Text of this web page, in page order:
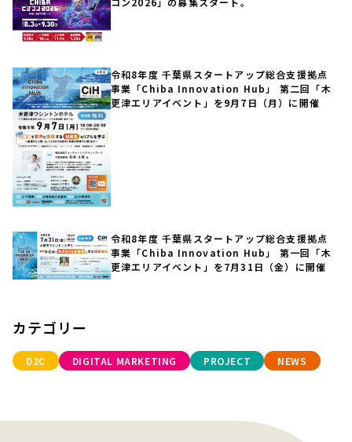
令和8年度 千葉県スタートアップ総合支援拠点
事業「Chiba Innovation Hub」 第二回「木
更津エリアイベント」を9月7日（月）に開催
令和8年度 千葉県スタートアップ総合支援拠点
事業「Chiba Innovation Hub」 第一回「木
更津エリアイベント」を7月31日（金）に開催
カテゴリー
D2C DIGITAL MARKETING PROJECT NEWS